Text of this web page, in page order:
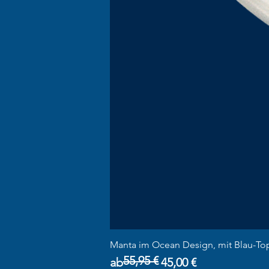
Manta im Ocean Design, mit Blau-
ab
Standardpreis
55,95 €45,00 €
Sale-Preis